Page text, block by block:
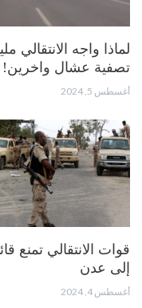
لماذا واجه
تصفية عشال واخرين!
أغسطس 5, 2024
قوات الانتقالي تمنع
إلى عدن
أغسطس 4, 2024